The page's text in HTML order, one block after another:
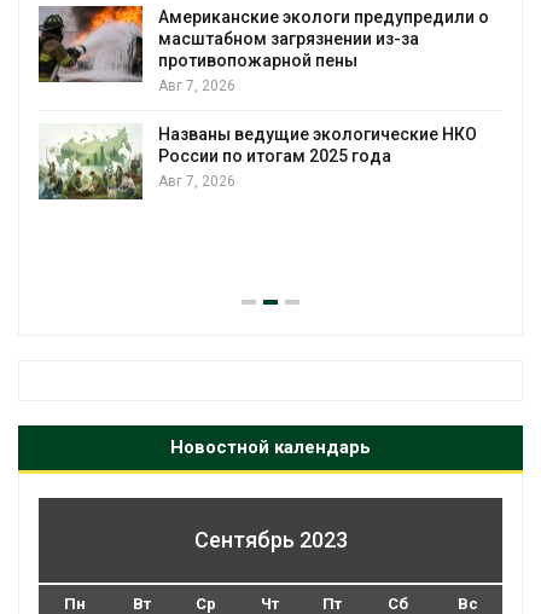
Американские экологи предупредили о
масштабном загрязнении из-за
противопожарной пены
Авг 7, 2026
Названы ведущие экологические НКО
России по итогам 2025 года
Авг 7, 2026
Новостной календарь
Сентябрь 2023
Пн Вт Ср Чт Пт Сб Вс